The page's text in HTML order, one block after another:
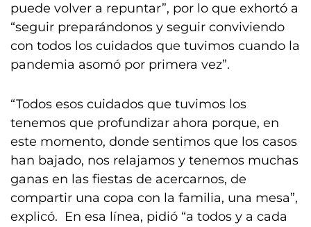
puede volver a repuntar”, por lo que exhortó a
“seguir preparándonos y seguir conviviendo
con todos los cuidados que tuvimos cuando la
pandemia asomó por primera vez”.
“Todos esos cuidados que tuvimos los
tenemos que profundizar ahora porque, en
este momento, donde sentimos que los casos
han bajado, nos relajamos y tenemos muchas
ganas en las fiestas de acercarnos, de
compartir una copa con la familia, una mesa”,
explicó. En esa línea, pidió “a todos y a cada